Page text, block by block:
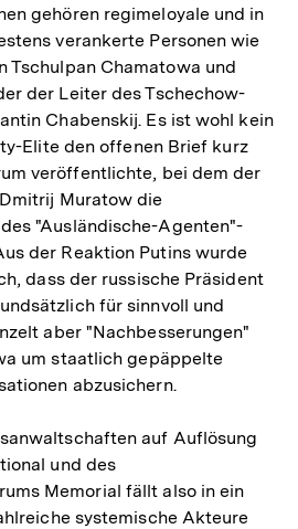
gehören regimeloyale und in
verankerte Personen wie
Tschulpan Chamatowa und
der Leiter des Tschechow-
Chabenskij. Es ist wohl kein
Elite den offenen Brief kurz
veröffentlichte, bei dem der
Muratow die
"Ausländische-Agenten"-
der Reaktion Putins wurde
dass der russische Präsident
für sinnvoll und
aber "Nachbesserungen"
um staatlich gepäppelte
abzusichern.
auf Auflösung
und des
Memorial fällt also in ein
systemische Akteure